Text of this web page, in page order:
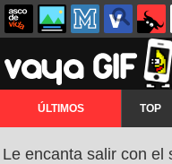
ÚLTIMOS TOP
Le encanta salir con el